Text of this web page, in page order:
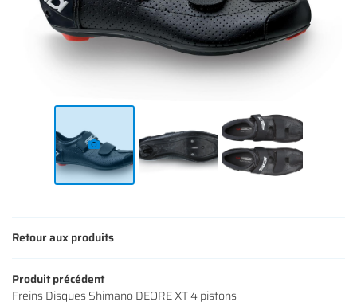
ACTUALITÉS
CONTACT
Restez
Retour aux produits
Produit précédent
Freins Disques Shimano DEORE XT 4 pistons